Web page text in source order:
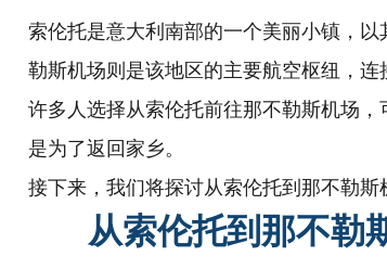
索伦托是意大利南部的一个美丽小镇，
勒斯机场则是该地区的主要航空枢纽，连
许多人选择从索伦托前往那不勒斯机场
是为了返回家乡。
接下来，我们将探讨从索伦托到那不勒斯
从索伦托到那不勒